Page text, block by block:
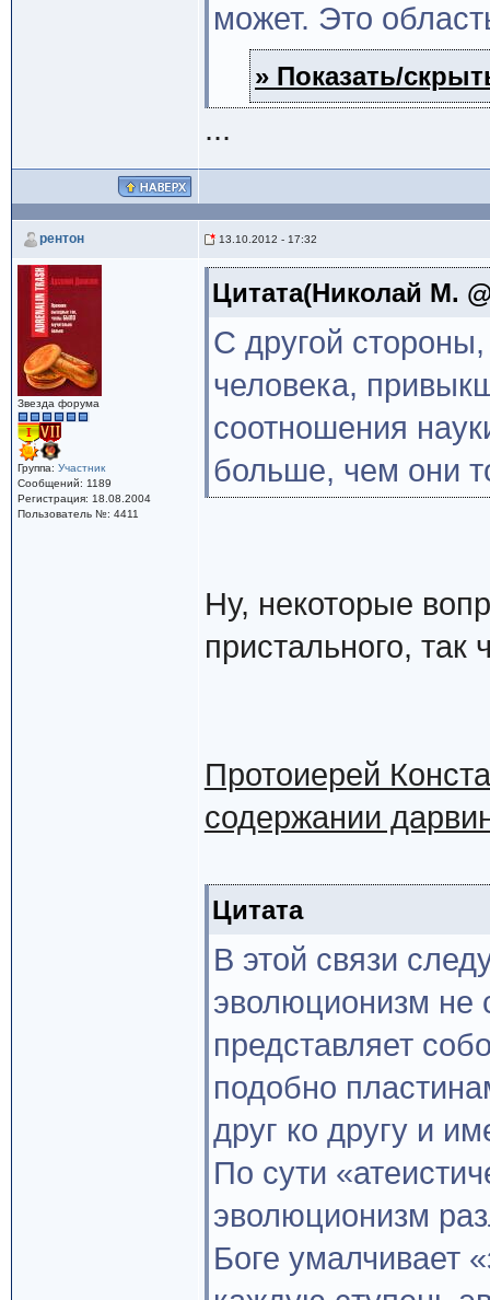
может. Это
» Показать/
...
рентон 13.10.2012 - 17:32
Звезда форума
Группа: Участник
Сообщений: 1189
Регистрация: 18.08.2004
Пользователь №: 4411
Цитата(Николай М.
С другой
человека,
соотношения
больше, чем они
Ну, некоторые
пристального,
Протоиерей
содержании
Цитата
В этой связи
эволюционизм не
представляет
подобно
друг ко другу и
По сути
эволюционизм
Боге умалчивает